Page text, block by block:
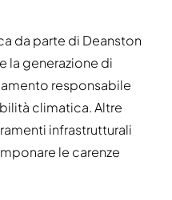
da parte di Deanston
la generazione di
responsabile
climatica. Altre
infrastrutturali
le carenze